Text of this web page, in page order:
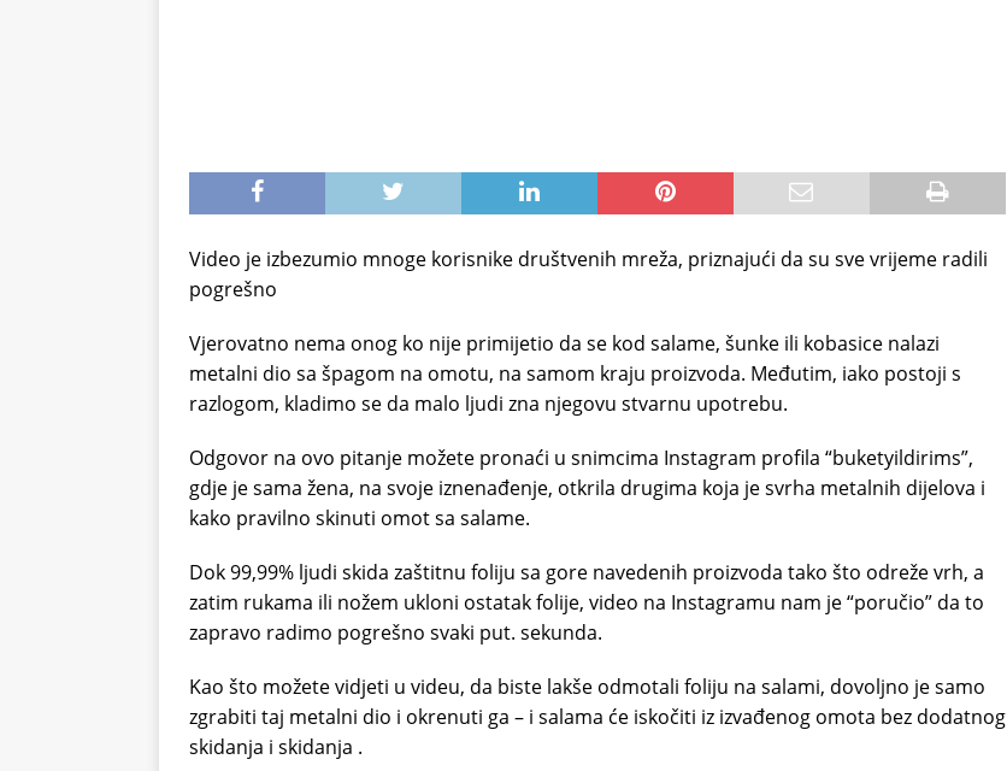
Video je izbezumio mnoge korisnike društvenih mreža, priznajući da su sve vrijeme radili
pogrešno
Vjerovatno nema onog ko nije primijetio da se kod salame, šunke ili kobasice nalazi
metalni dio sa špagom na omotu, na samom kraju proizvoda. Međutim, iako postoji s
razlogom, kladimo se da malo ljudi zna njegovu stvarnu upotrebu.
Odgovor na ovo pitanje možete pronaći u snimcima Instagram profila “buketyildirims”,
gdje je sama žena, na svoje iznenađenje, otkrila drugima koja je svrha metalnih dijelova i
kako pravilno skinuti omot sa salame.
Dok 99,99% ljudi skida zaštitnu foliju sa gore navedenih proizvoda tako što odreže vrh, a
zatim rukama ili nožem ukloni ostatak folije, video na Instagramu nam je “poručio” da to
zapravo radimo pogrešno svaki put. sekunda.
Kao što možete vidjeti u videu, da biste lakše odmotali foliju na salami, dovoljno je samo
zgrabiti taj metalni dio i okrenuti ga – i salama će iskočiti iz izvađenog omota bez dodatnog
skidanja i skidanja .